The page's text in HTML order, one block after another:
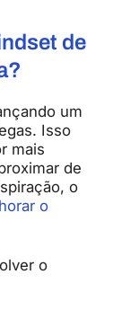
de
um
Isso
mais
de
o
o
o